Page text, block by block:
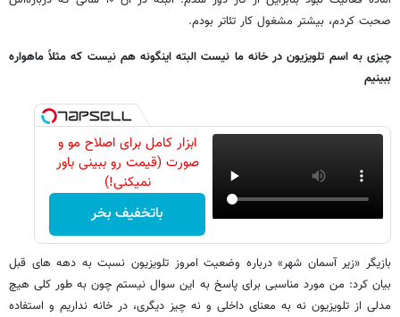
صحبت کردم، بیشتر مشغول کار تئاتر بودم.
چیزی به اسم تلویزیون در خانه ما نیست البته اینگونه هم نیست که مثلاً ماهواره
ببینیم
ابزار کامل برای اصلاح مو و
صورت (قیمت رو ببینی باور
نمیکنی!)
باتخفیف بخر
بازیگر «زیر آسمان شهر» درباره وضعیت امروز تلویزیون نسبت به دهه های قبل
بیان کرد: من مورد مناسبی برای پاسخ به این سوال نیستم چون به طور کلی هیچ
مدلی از تلویزیون نه به معنای داخلی و نه چیز دیگری، در خانه‌ نداریم و استفاده